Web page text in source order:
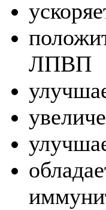
ЛПВП